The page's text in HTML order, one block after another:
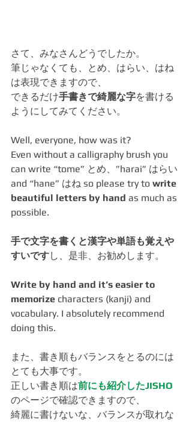
さて、みなさんどうでしたか。
筆じゃなくても、とめ、はらい、はね
は表現できますので、
できるだけ手書きで綺麗な字を書ける
ようにしてみてください。
Well, everyone, how was it?
Even without a calligraphy brush you
can write “tome” とめ、”harai” はらい
and “hane” はね so please try to write
beautiful letters by hand as much as
possible.
手で文字を書くと漢字や単語も覚えや
すいですし、是非、お勧めします。
Write by hand and it’s easier to
memorize characters (kanji) and
vocabulary. I absolutely recommend
doing this.
また、書き順もバランスをとるのには
とても大事です。
正しい書き順は前にも紹介したJISHO
のページで確認できますので、
綺麗に書けないな、バランスが取れな